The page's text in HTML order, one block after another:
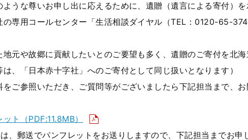
ような尊いお申し出に応えるために、遺贈（遺言による寄付）
の専用コールセンター「生活相談ダイヤル（TEL：0120-65-
元や故郷に貢献したいとのご要望も多く、遺贈のご寄付を北
は、「日本赤十字社」へのご寄付として同じ扱いとなります）
ご参照いただき、ご質問等がございましたら下記担当まで、
ト（PDF:11.8MB）
、郵送でパンフレットをお送りしますので、下記担当までお申